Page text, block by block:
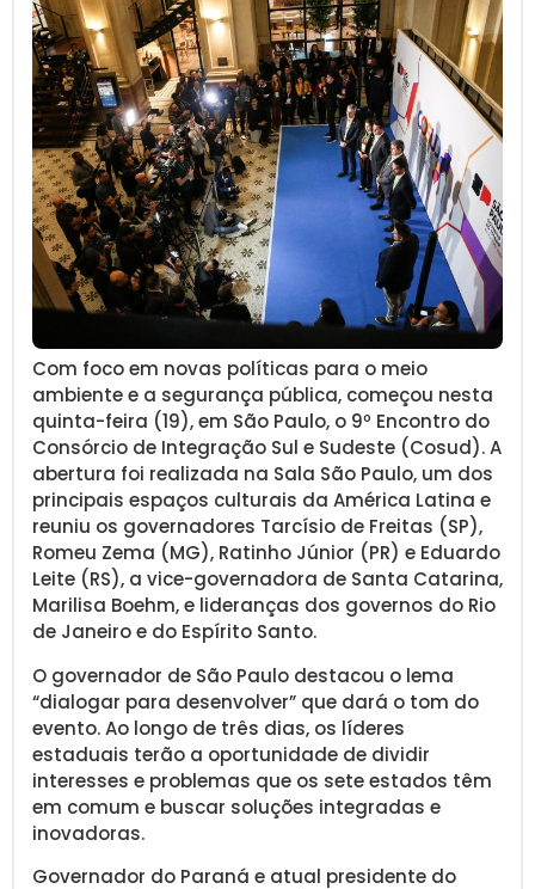
Com foco em novas políticas para o meio
ambiente e a segurança pública, começou nesta
quinta-feira (19), em São Paulo, o 9º Encontro do
Consórcio de Integração Sul e Sudeste (Cosud). A
abertura foi realizada na Sala São Paulo, um dos
principais espaços culturais da América Latina e
reuniu os governadores Tarcísio de Freitas (SP),
Romeu Zema (MG), Ratinho Júnior (PR) e Eduardo
Leite (RS), a vice-governadora de Santa Catarina,
Marilisa Boehm, e lideranças dos governos do Rio
de Janeiro e do Espírito Santo.
O governador de São Paulo destacou o lema
“dialogar para desenvolver” que dará o tom do
evento. Ao longo de três dias, os líderes
estaduais terão a oportunidade de dividir
interesses e problemas que os sete estados têm
em comum e buscar soluções integradas e
inovadoras.
Governador do Paraná e atual presidente do